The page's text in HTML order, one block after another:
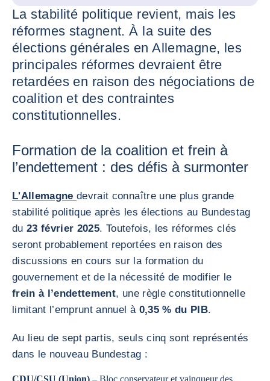
La stabilité politique revient, mais les
réformes stagnent. À la suite des
élections générales en Allemagne, les
principales réformes devraient être
retardées en raison des négociations de
coalition et des contraintes
constitutionnelles.
Formation de la coalition et frein à
l’endettement : des défis à surmonter
L'Allemagnedevrait connaître une plus grande
stabilité politique après les élections au Bundestag
du23 février 2025. Toutefois, les réformes clés
seront probablement reportées en raison des
discussions en cours sur la formation du
gouvernement et de la nécessité de modifier le
frein à l’endettement, une règle constitutionnelle
limitant l’emprunt annuel à 0,35 % du PIB.
Au lieu de sept partis, seuls cinq sont représentés
dans le nouveau Bundestag :
CDU/CSU (Union) – Bloc conservateur et vainqueur des